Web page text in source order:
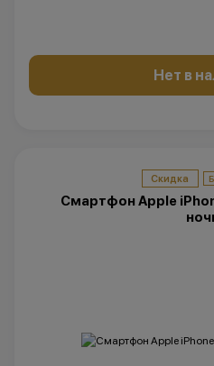
Нет в
Скидка
Смартфон Apple